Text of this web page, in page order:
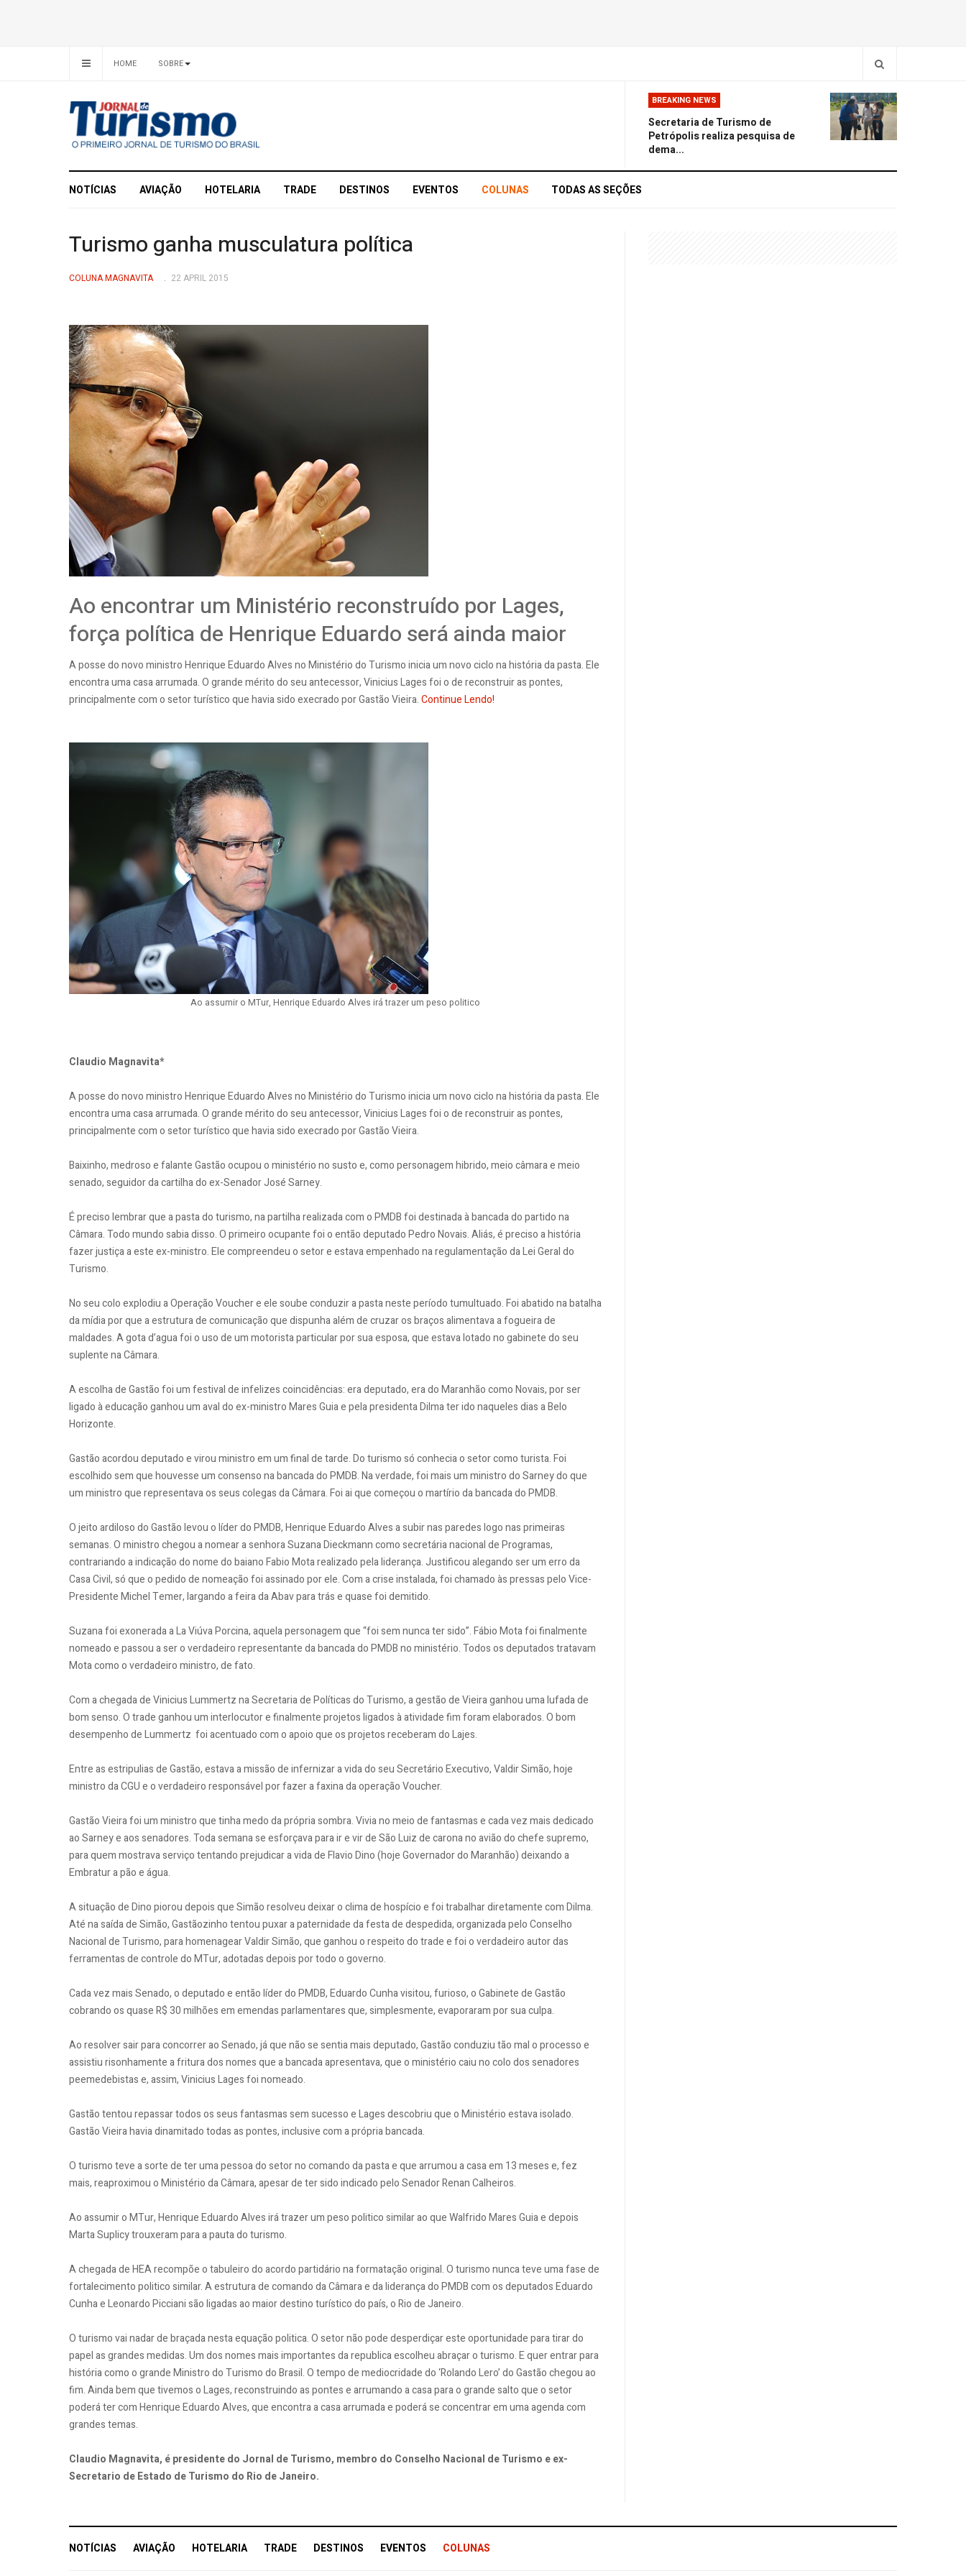
HOME SOBRE
BREAKING NEWS
Secretaria de Turismo de
Petrópolis realiza pesquisa de
dema...
NOTÍCIAS AVIAÇÃO HOTELARIA TRADE DESTINOS EVENTOS COLUNAS TODAS AS SEÇÕES
Turismo ganha musculatura política
COLUNA MAGNAVITA 22 APRIL 2015
Ao encontrar um Ministério reconstruído por Lages,
força política de Henrique Eduardo será ainda maior
A posse do novo ministro Henrique Eduardo Alves no Ministério do Turismo inicia um novo ciclo na história da pasta. Ele
encontra uma casa arrumada. O grande mérito do seu antecessor, Vinicius Lages foi o de reconstruir as pontes,
principalmente com o setor turístico que havia sido execrado por Gastão Vieira.Continue Lendo!
Ao assumir o MTur, Henrique Eduardo Alves irá trazer um peso politico
Claudio Magnavita*
A posse do novo ministro Henrique Eduardo Alves no Ministério do Turismo inicia um novo ciclo na história da pasta. Ele
encontra uma casa arrumada. O grande mérito do seu antecessor, Vinicius Lages foi o de reconstruir as pontes,
principalmente com o setor turístico que havia sido execrado por Gastão Vieira.
Baixinho, medroso e falante Gastão ocupou o ministério no susto e, como personagem hibrido, meio câmara e meio
senado, seguidor da cartilha do ex-Senador José Sarney.
É preciso lembrar que a pasta do turismo, na partilha realizada com o PMDB foi destinada à bancada do partido na
Câmara. Todo mundo sabia disso. O primeiro ocupante foi o então deputado Pedro Novais. Aliás, é preciso a história
fazer justiça a este ex-ministro. Ele compreendeu o setor e estava empenhado na regulamentação da Lei Geral do
Turismo.
No seu colo explodiu a Operação Voucher e ele soube conduzir a pasta neste período tumultuado. Foi abatido na batalha
da mídia por que a estrutura de comunicação que dispunha além de cruzar os braços alimentava a fogueira de
maldades. A gota d’agua foi o uso de um motorista particular por sua esposa, que estava lotado no gabinete do seu
suplente na Câmara.
A escolha de Gastão foi um festival de infelizes coincidências: era deputado, era do Maranhão como Novais, por ser
ligado à educação ganhou um aval do ex-ministro Mares Guia e pela presidenta Dilma ter ido naqueles dias a Belo
Horizonte.
Gastão acordou deputado e virou ministro em um final de tarde. Do turismo só conhecia o setor como turista. Foi
escolhido sem que houvesse um consenso na bancada do PMDB. Na verdade, foi mais um ministro do Sarney do que
um ministro que representava os seus colegas da Câmara. Foi ai que começou o martírio da bancada do PMDB.
O jeito ardiloso do Gastão levou o líder do PMDB, Henrique Eduardo Alves a subir nas paredes logo nas primeiras
semanas. O ministro chegou a nomear a senhora Suzana Dieckmann como secretária nacional de Programas,
contrariando a indicação do nome do baiano Fabio Mota realizado pela liderança. Justificou alegando ser um erro da
Casa Civil, só que o pedido de nomeação foi assinado por ele. Com a crise instalada, foi chamado às pressas pelo Vice-
Presidente Michel Temer, largando a feira da Abav para trás e quase foi demitido.
Suzana foi exonerada a La Viúva Porcina, aquela personagem que “foi sem nunca ter sido”. Fábio Mota foi finalmente
nomeado e passou a ser o verdadeiro representante da bancada do PMDB no ministério. Todos os deputados tratavam
Mota como o verdadeiro ministro, de fato.
Com a chegada de Vinicius Lummertz na Secretaria de Políticas do Turismo, a gestão de Vieira ganhou uma lufada de
bom senso. O trade ganhou um interlocutor e finalmente projetos ligados à atividade fim foram elaborados. O bom
desempenho de Lummertz foi acentuado com o apoio que os projetos receberam do Lajes.
Entre as estripulias de Gastão, estava a missão de infernizar a vida do seu Secretário Executivo, Valdir Simão, hoje
ministro da CGU e o verdadeiro responsável por fazer a faxina da operação Voucher.
Gastão Vieira foi um ministro que tinha medo da própria sombra. Vivia no meio de fantasmas e cada vez mais dedicado
ao Sarney e aos senadores. Toda semana se esforçava para ir e vir de São Luiz de carona no avião do chefe supremo,
para quem mostrava serviço tentando prejudicar a vida de Flavio Dino (hoje Governador do Maranhão) deixando a
Embratur a pão e água.
A situação de Dino piorou depois que Simão resolveu deixar o clima de hospício e foi trabalhar diretamente com Dilma.
Até na saída de Simão, Gastãozinho tentou puxar a paternidade da festa de despedida, organizada pelo Conselho
Nacional de Turismo, para homenagear Valdir Simão, que ganhou o respeito do trade e foi o verdadeiro autor das
ferramentas de controle do MTur, adotadas depois por todo o governo.
Cada vez mais Senado, o deputado e então líder do PMDB, Eduardo Cunha visitou, furioso, o Gabinete de Gastão
cobrando os quase R$ 30 milhões em emendas parlamentares que, simplesmente, evaporaram por sua culpa.
Ao resolver sair para concorrer ao Senado, já que não se sentia mais deputado, Gastão conduziu tão mal o processo e
assistiu risonhamente a fritura dos nomes que a bancada apresentava, que o ministério caiu no colo dos senadores
peemedebistas e, assim, Vinicius Lages foi nomeado.
Gastão tentou repassar todos os seus fantasmas sem sucesso e Lages descobriu que o Ministério estava isolado.
Gastão Vieira havia dinamitado todas as pontes, inclusive com a própria bancada.
O turismo teve a sorte de ter uma pessoa do setor no comando da pasta e que arrumou a casa em 13 meses e, fez
mais, reaproximou o Ministério da Câmara, apesar de ter sido indicado pelo Senador Renan Calheiros.
Ao assumir o MTur, Henrique Eduardo Alves irá trazer um peso politico similar ao que Walfrido Mares Guia e depois
Marta Suplicy trouxeram para a pauta do turismo.
A chegada de HEA recompõe o tabuleiro do acordo partidário na formatação original. O turismo nunca teve uma fase de
fortalecimento politico similar. A estrutura de comando da Câmara e da liderança do PMDB com os deputados Eduardo
Cunha e Leonardo Picciani são ligadas ao maior destino turístico do país, o Rio de Janeiro.
O turismo vai nadar de braçada nesta equação politica. O setor não pode desperdiçar este oportunidade para tirar do
papel as grandes medidas. Um dos nomes mais importantes da republica escolheu abraçar o turismo. E quer entrar para
história como o grande Ministro do Turismo do Brasil. O tempo de mediocridade do ‘Rolando Lero’ do Gastão chegou ao
fim. Ainda bem que tivemos o Lages, reconstruindo as pontes e arrumando a casa para o grande salto que o setor
poderá ter com Henrique Eduardo Alves, que encontra a casa arrumada e poderá se concentrar em uma agenda com
grandes temas.
Claudio Magnavita, é presidente do Jornal de Turismo, membro do Conselho Nacional de Turismo e ex-
Secretario de Estado de Turismo do Rio de Janeiro.
NOTÍCIAS AVIAÇÃO HOTELARIA TRADE DESTINOS EVENTOS COLUNAS